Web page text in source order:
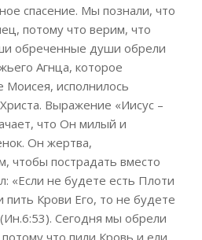
спасение. Мы познали, что
потому что верим, что
обреченные души обрели
Агнца, которое
Моисея, исполнилось
Выражение «Иисус –
что Он милый и
Он жертва,
чтобы пострадать вместо
«Если не будете есть Плоти
пить Крови Его, то не будете
Сегодня мы обрели
что пили Кровь и ели